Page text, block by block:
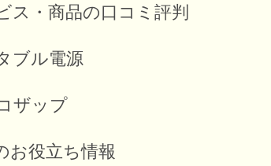
ス・商品の口コミ評判
ブル電源
ザップ
お役立ち情報